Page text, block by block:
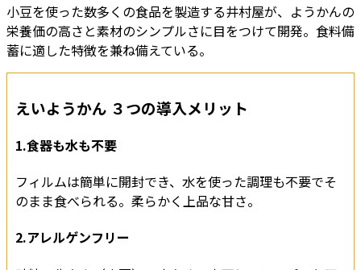
小豆を使った数多くの食品を製造する井村屋が、ようかんの
栄養価の高さと素材のシンプルさに目をつけて開発。食料備
蓄に適した特徴を兼ね備えている。
えいようかん ３つの導入メリット
1.食器も水も不要
フィルムは簡単に開封でき、水を使った調理も不要でそ
のまま食べられる。柔らかく上品な甘さ。
2.アレルゲンフリー